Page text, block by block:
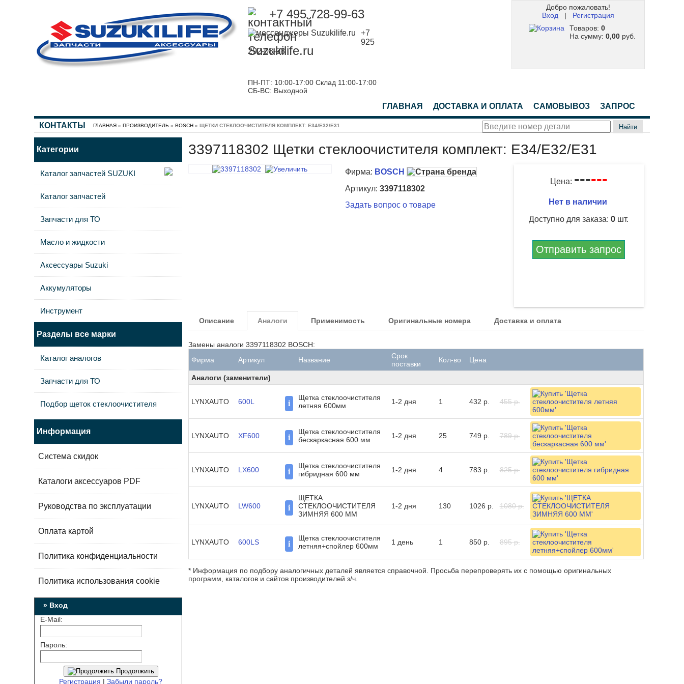
+7 495 728-99-63
+7
925
292-08-08
ПН-ПТ: 10:00-17:00 Склад 11:00-17:00
СБ-ВС: Выходной
Добро пожаловать!
Вход | Регистрация
Товаров: 0
На сумму: 0,00руб.
ГЛАВНАЯ ДОСТАВКА И ОПЛАТА САМОВЫВОЗ ЗАПРОС
КОНТАКТЫ Найти
ГЛАВНАЯ »ПРОИЗВОДИТЕЛЬ »BOSCH » ЩЕТКИ СТЕКЛООЧИСТИТЕЛЯ КОМПЛЕКТ: E34/E32/E31
3397118302 Щетки стеклоочистителя комплект: E34/E32/E31
Фирма: BOSCH
Артикул: 3397118302
Задать вопрос о товаре
Цена: ------
Нет в наличии
Доступно для заказа:0 шт.
Отправить запрос
Описание Аналоги Применимость Оригинальные номера Доставка и оплата
Замены аналоги 3397118302 BOSCH:
Фирма
Артикул Название
Срок
поставки
Кол-во Цена
Аналоги (заменители)
LYNXAUTO 600L i
Щетка стеклоочистителя
летняя 600мм
1-2 дня 1 432 р. 455 р.
LYNXAUTO XF600 i
Щетка стеклоочистителя
бескаркасная 600 мм
1-2 дня 25 749 р. 789 р.
LYNXAUTO LX600 i
Щетка стеклоочистителя
гибридная 600 мм
1-2 дня 4 783 р. 825 р.
LYNXAUTO LW600 i
ЩЕТКА
СТЕКЛООЧИСТИТЕЛЯ
ЗИМНЯЯ 600 MM
1-2 дня 130 1026 р. 1080 р.
LYNXAUTO 600LS i
Щетка стеклоочистителя
летняя+спойлер 600мм
1 день 1 850 р. 895 р.
* Информация по подбору аналогичных деталей является справочной. Просьба перепроверять их с помощью оригинальных
программ, каталогов и сайтов производителей з/ч.
Категории
Каталог запчастей SUZUKI
Каталог запчастей
Запчасти для ТО
Масло и жидкости
Аксессуары Suzuki
Аккумуляторы
Инструмент
Разделы все марки
Каталог аналогов
Запчасти для ТО
Подбор щеток стеклоочистителя
Информация
Система скидок
Каталоги аксессуаров PDF
Руководства по эксплуатации
Оплата картой
Политика конфиденциальности
Политика использования cookie
» Вход
E-Mail:
Пароль:
Продолжить
Регистрация |Забыли пароль?